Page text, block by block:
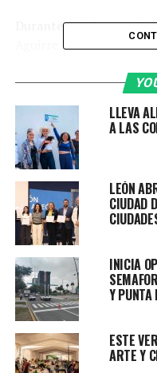
Durante el informe
Aguirre Aranda,
Asistencia Social,
se destacó que
se aprobó la
Juan de Abajo,
lotes.
Esto representa un
800 leonesas y
seguridad patrimonial
“Una vez cumplidos
los lotes en su
esta primera etapa a 1
directa; lo reitero, esta
se está informando”,
LLEVA
A LAS
LEÓN
CIUDAD
INICIA
Y PUNTA
ESTE
ARTE Y